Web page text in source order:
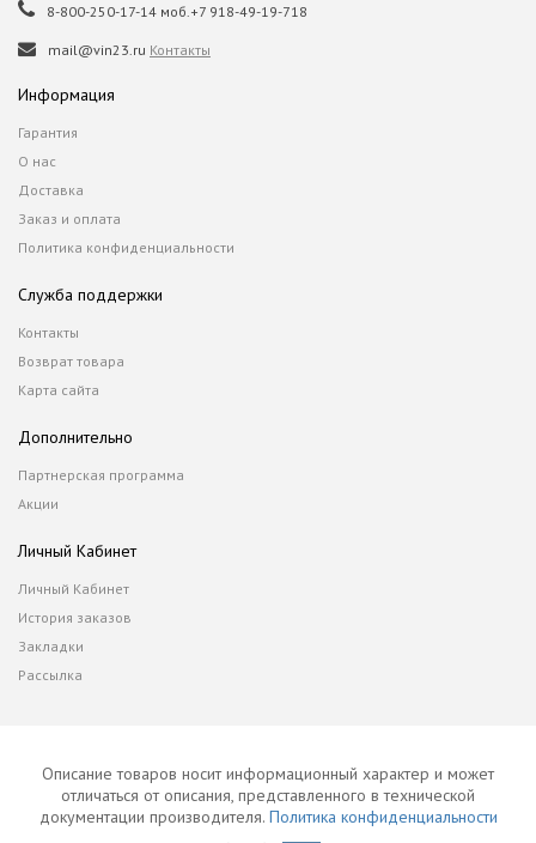
8-800-250-17-14 моб.+7 918-49-19-718
mail@vin23.ru Контакты
Информация
Гарантия
О нас
Доставка
Заказ и оплата
Политика конфиденциальности
Служба поддержки
Контакты
Возврат товара
Карта сайта
Дополнительно
Партнерская программа
Акции
Личный Кабинет
Личный Кабинет
История заказов
Закладки
Рассылка
Описание товаров носит информационный характер и может
отличаться от описания, представленного в технической
документации производителя. Политика конфиденциальности